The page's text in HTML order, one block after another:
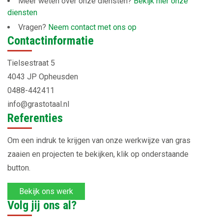
diensten
Vragen? Neem contact met ons op
Contactinformatie
Tielsestraat 5
4043 JP Opheusden
0488-442411
info@grastotaal.nl
Referenties
Om een indruk te krijgen van onze werkwijze van gras
zaaien en projecten te bekijken, klik op onderstaande
button.
Bekijk ons werk
Volg jij ons al?